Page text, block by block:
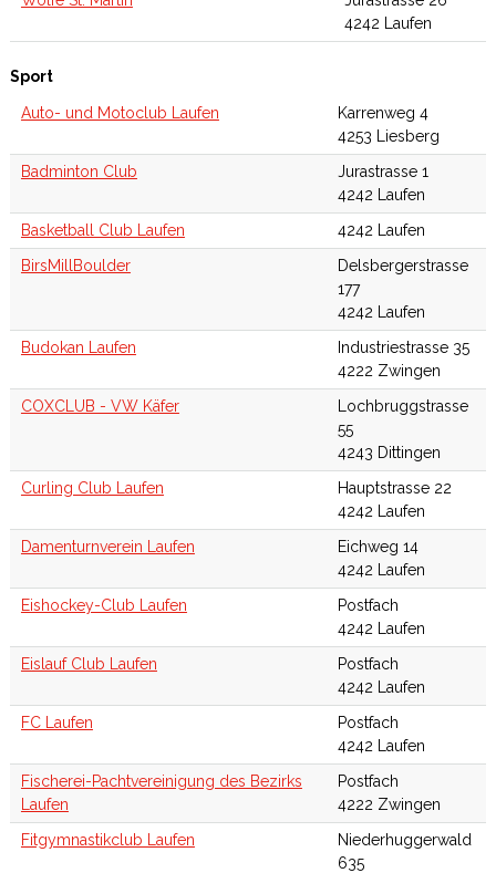
4242 Laufen
Sport
Auto- und Motoclub Laufen
Karrenweg 4
4253 Liesberg
Badminton Club
Jurastrasse 1
4242 Laufen
Basketball Club Laufen
4242 Laufen
BirsMillBoulder
Delsbergerstrasse
177
4242 Laufen
Budokan Laufen
Industriestrasse 35
4222 Zwingen
COXCLUB - VW Käfer
Lochbruggstrasse
55
4243 Dittingen
Curling Club Laufen
Hauptstrasse 22
4242 Laufen
Damenturnverein Laufen
Eichweg 14
4242 Laufen
Eishockey-Club Laufen
Postfach
4242 Laufen
Eislauf Club Laufen
Postfach
4242 Laufen
FC Laufen
Postfach
4242 Laufen
Fischerei-Pachtvereinigung des Bezirks
Laufen
Postfach
4222 Zwingen
Fitgymnastikclub Laufen
Niederhuggerwald
635